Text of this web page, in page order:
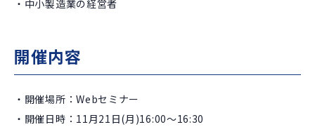
・中小製造業の経営者
開催内容
・開催場所：Webセミナー
・開催日時：11月21日(月)16:00～16:30